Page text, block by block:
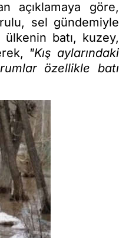
açıklamaya göre,
sel gündemiyle
ülkenin batı, kuzey,
"Kış aylarındaki
özellikle batı